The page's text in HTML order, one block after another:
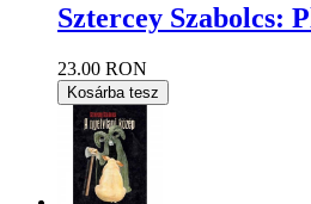
Sztercey Szabolcs:
23.00 RON
Kosárba tesz